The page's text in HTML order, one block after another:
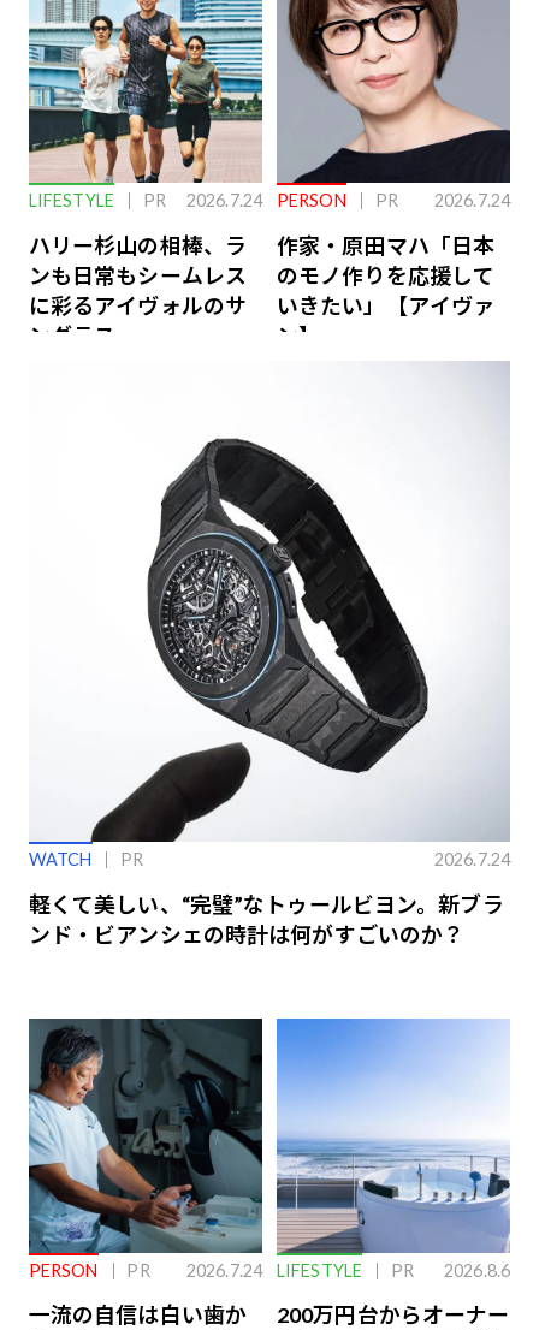
LIFESTYLE PR 2026.7.24
ハリー杉山の相棒、ラ
ンも日常もシームレス
に彩るアイヴォルのサ
ングラス
PERSON PR 2026.7.24
作家・原田マハ「日本
のモノ作りを応援して
いきたい」【アイヴァ
ン】
WATCH PR 2026.7.24
軽くて美しい、“完璧”なトゥールビヨン。新ブラ
ンド・ビアンシェの時計は何がすごいのか？
PERSON PR 2026.7.24
一流の自信は白い歯か
LIFESTYLE PR 2026.8.6
200万円台からオーナー